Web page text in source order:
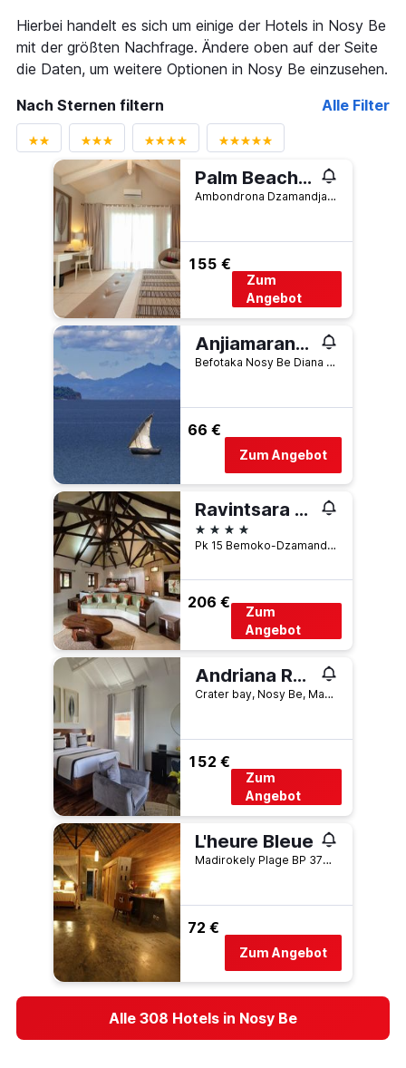
Hierbei handelt es sich um einige der Hotels in Nosy Be
mit der größten Nachfrage. Ändere oben auf der Seite
die Daten, um weitere Optionen in Nosy Be einzusehen.
Nach Sternen filtern
Alle Filter
Palm Beach Resort & Spa
Ambondrona Dzamandjar, Nosy Be, Madagaskar
155 €
Zum
Angebot
Anjiamarango Beach Resort
Befotaka Nosy Be Diana 0207, Nosy Be, Madagaskar
66 €
Zum Angebot
Ravintsara Wellness Hotel
4 Sterne
Pk 15 Bemoko-Dzamandzar, Nosy Be, Madagaskar
206 €
Zum
Angebot
Andriana Resort & Spa
Crater bay, Nosy Be, Madagaskar
152 €
Zum
Angebot
L'heure Bleue
Madirokely Plage BP 372, Hellville 207, Nosy Be, Madagaskar
72 €
Zum Angebot
Alle 308 Hotels in Nosy Be